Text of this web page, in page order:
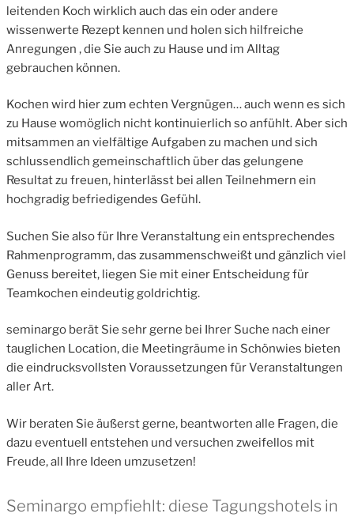
leitenden Koch wirklich auch das ein oder andere
wissenwerte Rezept kennen und holen sich hilfreiche
Anregungen , die Sie auch zu Hause und im Alltag
gebrauchen können.
Kochen wird hier zum echten Vergnügen… auch wenn es sich
zu Hause womöglich nicht kontinuierlich so anfühlt. Aber sich
mitsammen an vielfältige Aufgaben zu machen und sich
schlussendlich gemeinschaftlich über das gelungene
Resultat zu freuen, hinterlässt bei allen Teilnehmern ein
hochgradig befriedigendes Gefühl.
Suchen Sie also für Ihre Veranstaltung ein entsprechendes
Rahmenprogramm, das zusammenschweißt und gänzlich viel
Genuss bereitet, liegen Sie mit einer Entscheidung für
Teamkochen eindeutig goldrichtig.
seminargo berät Sie sehr gerne bei Ihrer Suche nach einer
tauglichen Location, die Meetingräume in Schönwies bieten
die eindrucksvollsten Voraussetzungen für Veranstaltungen
aller Art.
Wir beraten Sie äußerst gerne, beantworten alle Fragen, die
dazu eventuell entstehen und versuchen zweifellos mit
Freude, all Ihre Ideen umzusetzen!
Seminargo empfiehlt: diese Tagungshotels in